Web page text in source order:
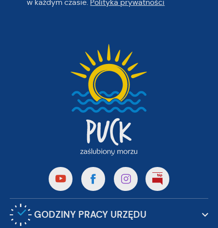
w każdym czasie. Polityka prywatności
GODZINY PRACY URZĘDU